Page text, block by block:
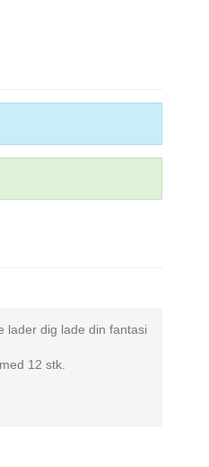
lader dig lade din fantasi
12 stk.